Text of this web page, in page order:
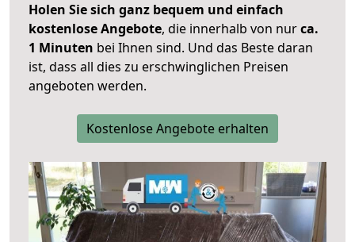
Holen Sie sich ganz bequem und einfach
kostenlose Angebote, die innerhalb von nurca.
1 Minuten bei Ihnen sind. Und das Beste daran
ist, dass all dies zu erschwinglichen Preisen
angeboten werden.
Kostenlose Angebote erhalten